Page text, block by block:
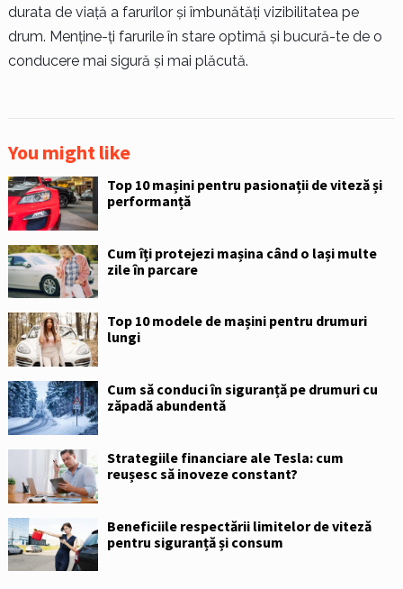
durata de viață a farurilor și îmbunătăți vizibilitatea pe
drum. Menține-ți farurile în stare optimă și bucură-te de o
conducere mai sigură și mai plăcută.
You might like
Top 10 mașini pentru pasionații de viteză și
performanță
Cum îți protejezi mașina când o lași multe
zile în parcare
Top 10 modele de mașini pentru drumuri
lungi
Cum să conduci în siguranță pe drumuri cu
zăpadă abundentă
Strategiile financiare ale Tesla: cum
reușesc să inoveze constant?
Beneficiile respectării limitelor de viteză
pentru siguranță și consum